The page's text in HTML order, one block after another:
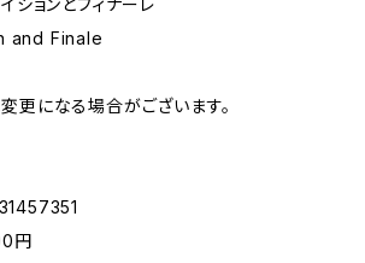
ションとフィナーレ
and Finale
更になる場合がございます。
円